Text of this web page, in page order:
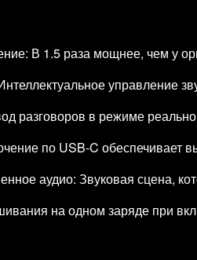
В 1.5 раза мощнее, чем у
управление
разговоров в режиме
по USB-C обеспечивает
аудио: Звуковая сцена,
на одном заряде при